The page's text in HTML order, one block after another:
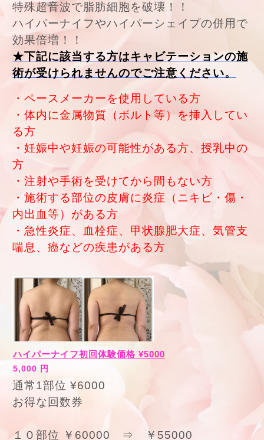
特殊超音波で脂肪細胞を破壊！！
ハイパーナイフやハイパーシェイプの併用で
効果倍増！！
★下記に該当する方はキャビテーションの施
術が受けられませんのでご注意ください。
・ペースメーカーを使用している方
・体内に金属物質（ボルト等）を挿入してい
る方
・妊娠中や妊娠の可能性がある方、授乳中の
方
・注射や手術を受けてから間もない方
・施術する部位の皮膚に炎症（ニキビ・傷・
内出血等）がある方
・急性炎症、血栓症、甲状腺肥大症、気管支
喘息、癌などの疾患がある方
ハイパーナイフ初回体験価格 ¥5000
5,000 円
通常1部位 ¥6000
お得な回数券
１０部位 ￥60000 ⇒ ￥55000